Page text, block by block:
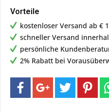
Vorteile
kostenloser Versand ab €
schneller Versand
persönliche
2% Rabatt bei